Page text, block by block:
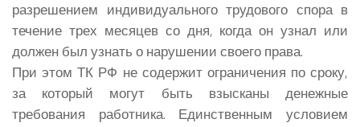
разрешением индивидуального трудового спора в
течение трех месяцев со дня, когда он узнал или
должен был узнать о нарушении своего права.
При этом ТК РФ не содержит ограничения по сроку,
за который могут быть взысканы денежные
требования работника. Единственным условием